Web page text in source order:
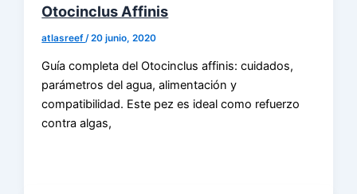
Otocinclus Affinis
atlasreef/20 junio, 2020
Guía completa del Otocinclus affinis: cuidados,
parámetros del agua, alimentación y
compatibilidad. Este pez es ideal como refuerzo
contra algas,